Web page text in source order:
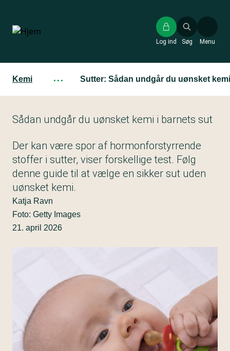
hovedindhold
Søg
Log ind Menu
Kemi ··· Sutter: Sådan undgår du uønsket kemi
Sådan undgår du uønsket kemi i barnets sut
Der kan være spor af hormonforstyrrende
stoffer i sutter, viser forskellige test. Følg
denne guide til at vælge en sikker sut uden
uønsket kemi.
Katja Ravn
Foto: Getty Images
21. april 2026